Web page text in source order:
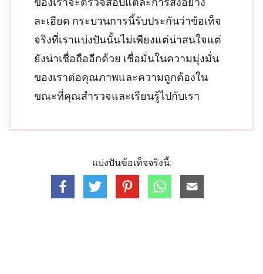
ละเอียด กระบวนการนี้รับประกันว่าข้อเท็จ
จริงที่เราแบ่งปันนั้นไม่เพียงแต่น่าสนใจแต่
ยังน่าเชื่อถืออีกด้วย เชื่อมั่นในความมุ่งมั่น
ของเราต่อคุณภาพและความถูกต้องใน
ขณะที่คุณสำรวจและเรียนรู้ไปกับเรา
แบ่งปันข้อเท็จจริงนี้: